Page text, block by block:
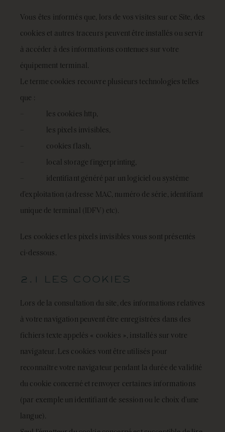
Vous êtes informés que, lors de vos visites sur ce Site, des
cookies et autres traceurs peuvent être installés ou servir
à accéder à des informations contenues sur votre
équipement terminal.
Le terme cookies recouvre plusieurs technologies telles
que :
– les cookies http,
– les pixels invisibles,
– cookies flash,
– local storage fingerprinting,
– identifiant généré par un logiciel ou système
d’exploitation (adresse MAC, numéro de série, identifiant
unique de terminal (IDFV) etc).
Les cookies et les pixels invisibles vous sont présentés
ci-dessous.
2.1 LES COOKIES
Lors de la consultation du site, des informations relatives
à votre navigation peuvent être enregistrées dans des
fichiers texte appelés « cookies », installés sur votre
navigateur. Les cookies vont être utilisés pour
reconnaître votre navigateur pendant la durée de validité
du cookie concerné et renvoyer certaines informations
(par exemple un identifiant de session ou le choix d’une
langue).